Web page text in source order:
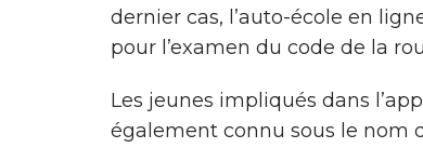
dernier cas, l’auto-école en
pour l’examen du code de la
Les jeunes impliqués dans
également connu sous le nom